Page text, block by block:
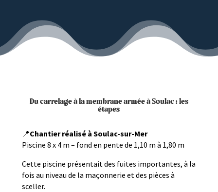
Du carrelage à la membrane armée à Soulac : les
étapes
📍Chantier réalisé à Soulac-sur-Mer
Piscine 8 x 4 m – fond en pente de 1,10 m à 1,80 m
Cette piscine présentait des fuites importantes, à la
fois au niveau de la maçonnerie et des pièces à
sceller.